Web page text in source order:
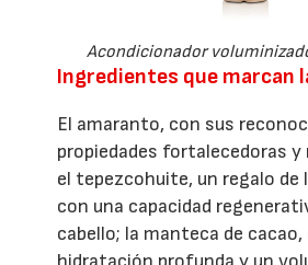
Acondicionador
Ingredientes que marcan
El amaranto, con sus
propiedades fortalecedoras
el tepezcohuite, un regalo de
con una capacidad
cabello; la manteca de